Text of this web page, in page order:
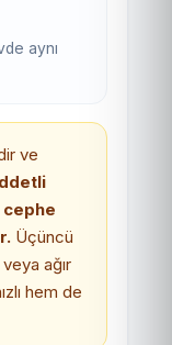
aynı
ve
cephe
Üçüncü
ağır
hem de